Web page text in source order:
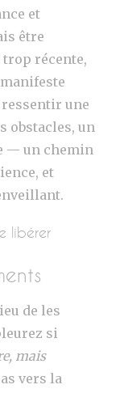
et
être
trop récente,
une
obstacles, un
— un chemin
et
libérer
de les
si
mais
vers la